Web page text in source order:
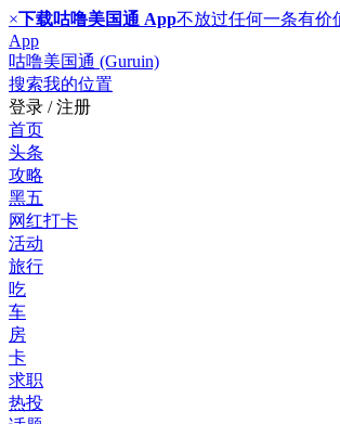
×下载咕噜美国通 App不放过任何一条有价
App
咕噜美国通 (Guruin)
搜索我的位置
登录 / 注册
首页
头条
攻略
黑五
网红打卡
活动
旅行
吃
车
房
卡
求职
热投